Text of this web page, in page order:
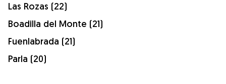
Las Rozas (22)
Boadilla del Monte (21)
Fuenlabrada (21)
Parla (20)